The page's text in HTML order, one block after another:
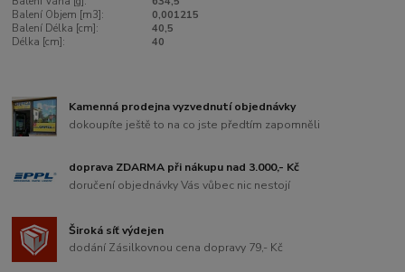
Balení Objem [m3]:
0,001215
Balení Délka [cm]:
40,5
Délka [cm]:
40
Kamenná prodejna vyzvednutí objednávky
dokoupíte ještě to na co jste předtím zapomněli
doprava ZDARMA při nákupu nad 3.000,- Kč
doručení objednávky Vás vůbec nic nestojí
Široká síť výdejen
dodání Zásilkovnou cena dopravy 79,- Kč